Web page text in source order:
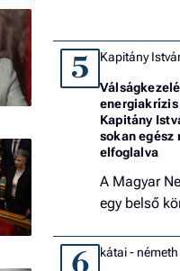
5 Kapitány
energiakrízis
Kapitány
sokan egész
elfoglalva
A Magyar
egy belső
6 kátai -